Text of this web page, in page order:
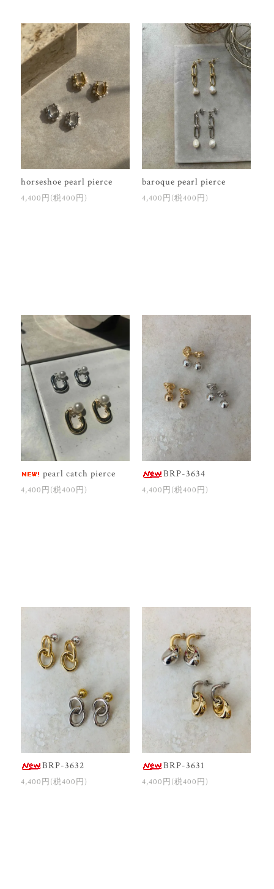
horseshoe pearl pierce
4,400円(税400円)
baroque pearl pierce
4,400円(税400円)
pearl catch pierce
4,400円(税400円)
BRP-3634
4,400円(税400円)
BRP-3632
4,400円(税400円)
BRP-3631
4,400円(税400円)